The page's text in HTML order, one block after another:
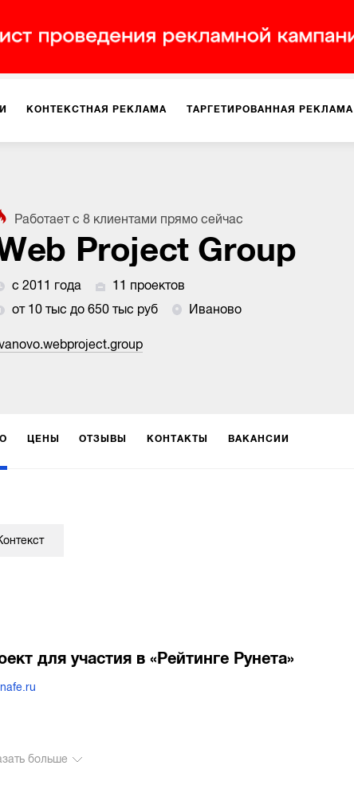
КОНТЕКСТНАЯ РЕКЛАМА ТАРГЕТИРОВАННАЯ РЕКЛАМА
РАБОТА С МАРКЕТПЛЕЙСАМИ
Работает с8 клиентами прямо сейчас
Project Group
с 2011 года
11 проектов
от 10 тыс до 650 тыс руб
Иваново
ЦЕНЫ ОТЗЫВЫ КОНТАКТЫ ВАКАНСИИ
для участия в «Рейтинге Рунета»
больше